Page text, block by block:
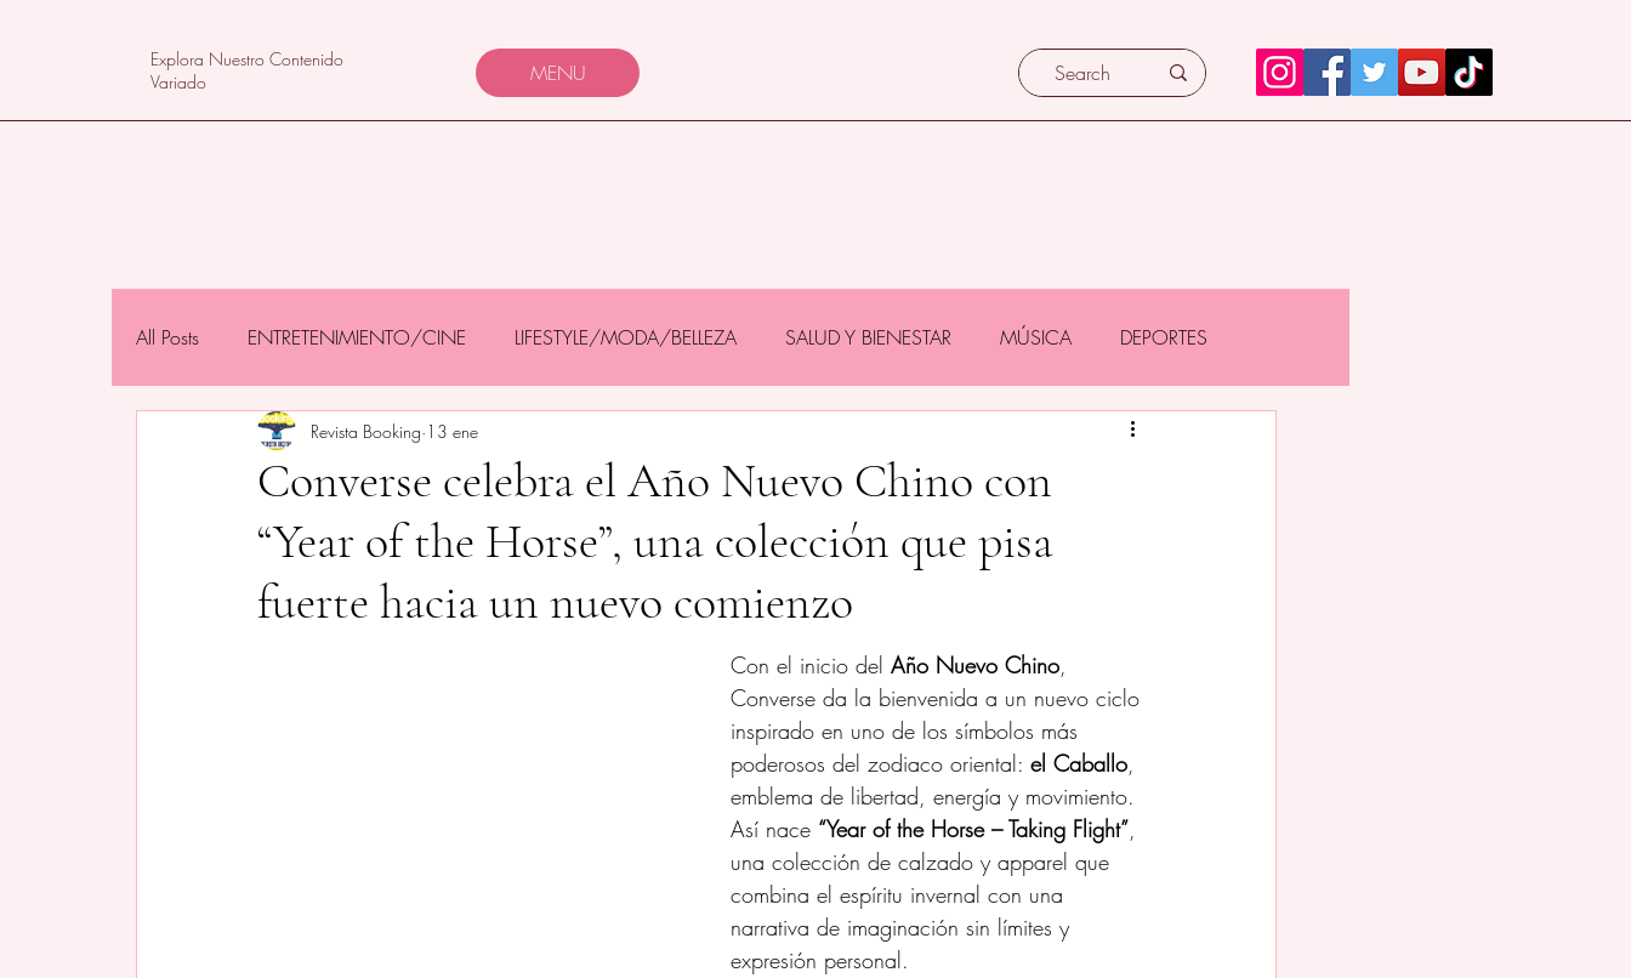
Explora Nuestro Contenido
Variado
MENU
All Posts ENTRETENIMIENTO/CINE LIFESTYLE/MODA/BELLEZA SALUD Y BIENESTAR MÚSICA DEPORTES
NEGOCIOS/TECNOLOGÍA MAMÁS Y BEBÉS
Converse celebra el Año Nuevo Chino con
“Year of the Horse”, una colección que pisa
fuerte hacia un nuevo comienzo
Revista Booking 13 ene
Con el inicio del Año Nuevo Chino,
Converse da la bienvenida a un nuevo ciclo
inspirado en uno de los símbolos más
poderosos del zodiaco oriental: el Caballo,
emblema de libertad, energía y movimiento.
Así nace “Year of the Horse – Taking Flight”,
una colección de calzado y apparel que
combina el espíritu invernal con una
narrativa de imaginación sin límites y
expresión personal.